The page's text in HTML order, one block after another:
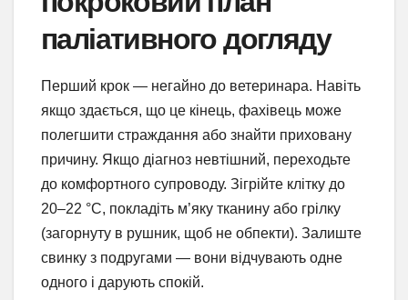
паліативного догляду
Перший крок — негайно до ветеринара. Навіть
якщо здається, що це кінець, фахівець може
полегшити страждання або знайти приховану
причину. Якщо діагноз невтішний, переходьте
до комфортного супроводу. Зігрійте клітку до
20–22 °C, покладіть м’яку тканину або грілку
(загорнуту в рушник, щоб не обпекти). Залиште
свинку з подругами — вони відчувають одне
одного і дарують спокій.